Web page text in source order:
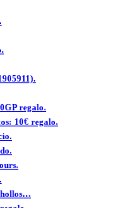
regalo.
10€ regalo.